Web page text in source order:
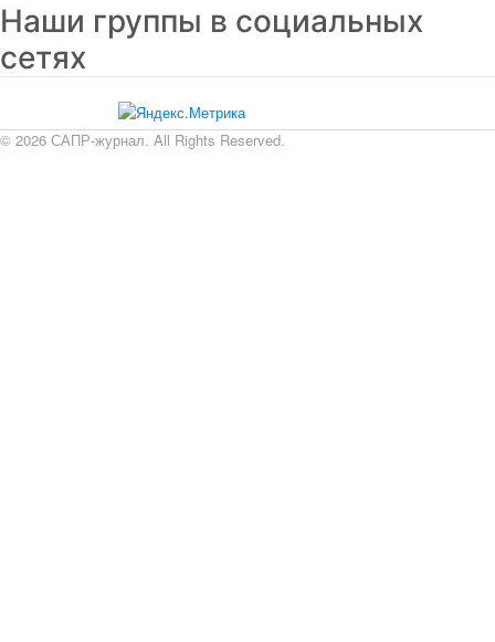
Наши группы в социальных
сетях
© 2026 САПР-журнал. All Rights Reserved.